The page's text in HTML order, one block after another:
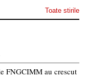
Toate stirile
FNGCIMM au crescut